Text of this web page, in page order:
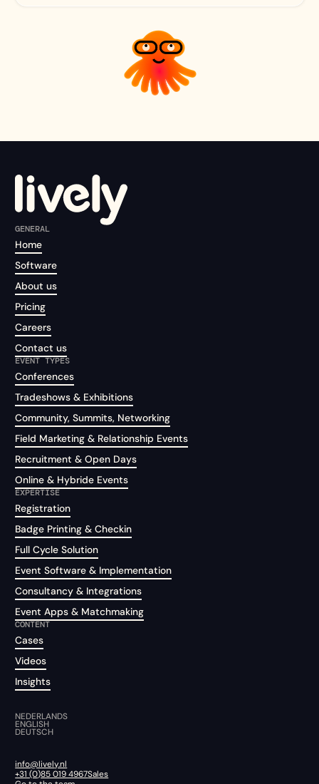
GENERAL
Home
Software
About us
Pricing
Careers
Contact us
EVENT TYPES
Conferences
Tradeshows & Exhibitions
Community, Summits, Networking
Field Marketing & Relationship Events
Recruitment & Open Days
Online & Hybride Events
EXPERTISE
Registration
Badge Printing & Checkin
Full Cycle Solution
Event Software & Implementation
Consultancy & Integrations
Event Apps & Matchmaking
CONTENT
Cases
Videos
Insights
NEDERLANDS
ENGLISH
DEUTSCH
info@lively.nl
+31 (0)85 019 4967Sales